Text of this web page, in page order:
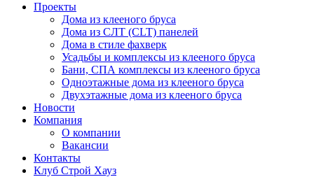
Проекты
Дома из клееного бруса
Дома из СЛТ (CLT) панелей
Дома в стиле фахверк
Усадьбы и комплексы из клееного бруса
Бани, СПА комплексы из клееного бруса
Одноэтажные дома из клееного бруса
Двухэтажные дома из клееного бруса
Новости
Компания
О компании
Вакансии
Контакты
Клуб Строй Хауз